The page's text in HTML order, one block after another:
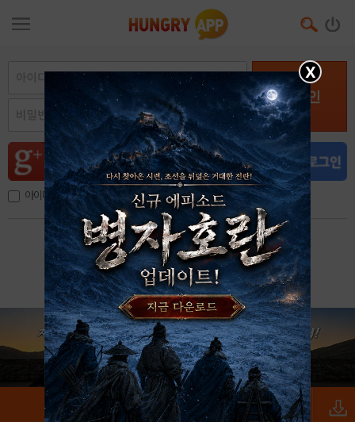
로그인
아이디, 이메일 저장
아이디 / 비밀번호 찾기 회원가입
X